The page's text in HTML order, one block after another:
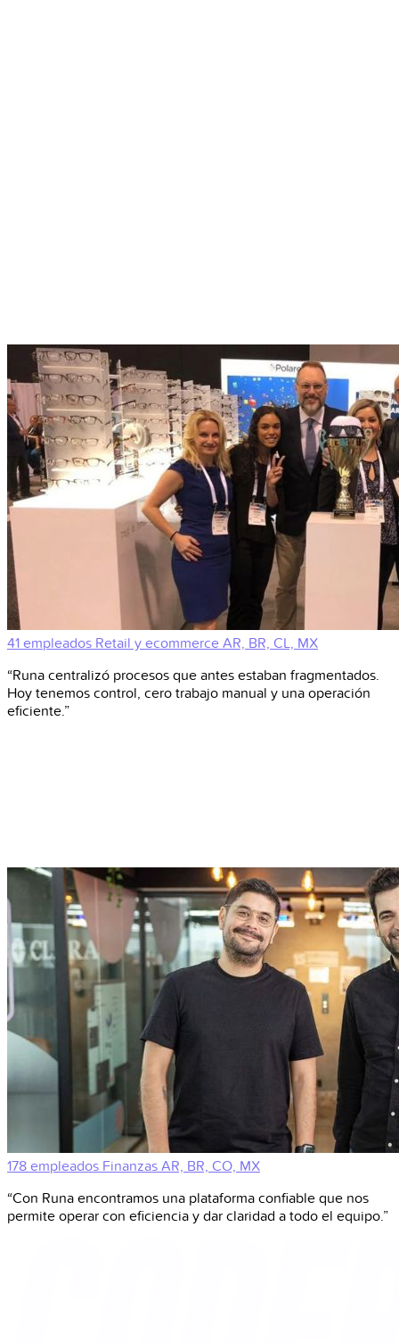
41 empleados Retail y ecommerce AR, BR, CL, MX
“Runa centralizó procesos que antes estaban fragmentados.
Hoy tenemos control, cero trabajo manual y una operación
eficiente.”
178 empleados Finanzas AR, BR, CO, MX
“Con Runa encontramos una plataforma confiable que nos
permite operar con eficiencia y dar claridad a todo el equipo.”